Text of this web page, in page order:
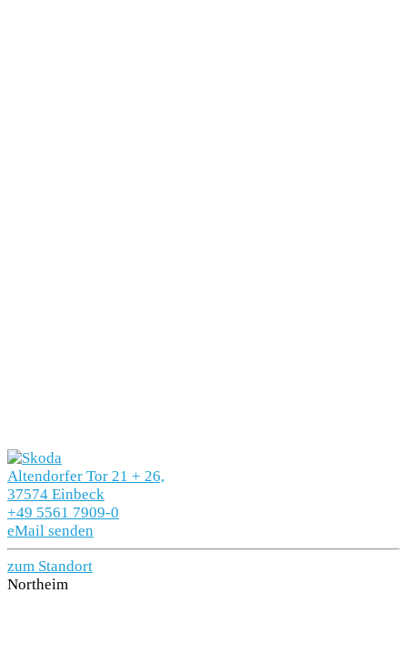
Altendorfer Tor 21 + 26,
37574 Einbeck
+49 5561 7909-0
eMail senden
zum Standort
Northeim